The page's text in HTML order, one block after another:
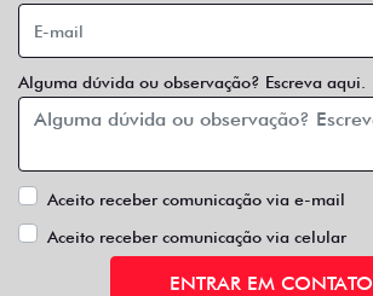
Alguma dúvida ou observação? Escreva aqui.
Aceito receber comunicação via e-mail
Aceito receber comunicação via celular
ENTRAR EM CONTATO